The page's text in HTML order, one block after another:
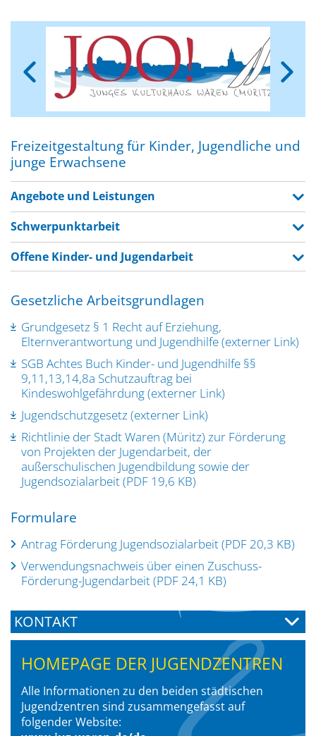
Freizeitgestaltung für Kinder, Jugendliche und
junge Erwachsene
Angebote und Leistungen
Schwerpunktarbeit
Offene Kinder- und Jugendarbeit
Gesetzliche Arbeitsgrundlagen
Grundgesetz § 1 Recht auf Erziehung,
Elternverantwortung und Jugendhilfe (externer Link)
SGB Achtes Buch Kinder- und Jugendhilfe §§
9,11,13,14,8a Schutzauftrag bei
Kindeswohlgefährdung (externer Link)
Jugendschutzgesetz (externer Link)
Richtlinie der Stadt Waren (Müritz) zur Förderung
von Projekten der Jugendarbeit, der
außerschulischen Jugendbildung sowie der
Jugendsozialarbeit (PDF 19,6 KB)
Formulare
Antrag Förderung Jugendsozialarbeit (PDF 20,3 KB)
Verwendungsnachweis über einen Zuschuss-
Förderung-Jugendarbeit (PDF 24,1 KB)
KONTAKT
HOMEPAGE DER JUGENDZENTREN
Alle Informationen zu den beiden städtischen
Jugendzentren sind zusammengefasst auf
folgender Website: